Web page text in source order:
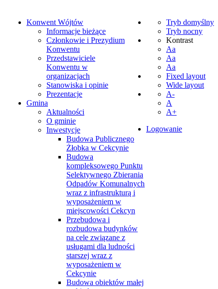
Tryb domyślny
Tryb nocny
Kontrast
Aa
Aa
Aa
Fixed layout
Wide layout
A-
A
A+
Logowanie
Konwent Wójtów
Informacje bieżące
Członkowie i Prezydium
Konwentu
Przedstawiciele
Konwentu w
organizacjach
Stanowiska i opinie
Prezentacje
Gmina
Aktualności
O gminie
Inwestycje
Budowa Publicznego
Żłobka w Cekcynie
Budowa
kompleksowego Punktu
Selektywnego Zbierania
Odpadów Komunalnych
wraz z infrastrukturą i
wyposażeniem w
miejscowości Cekcyn
Przebudowa i
rozbudowa budynków
na cele związane z
usługami dla ludności
starszej wraz z
wyposażeniem w
Cekcynie
Budowa obiektów małej